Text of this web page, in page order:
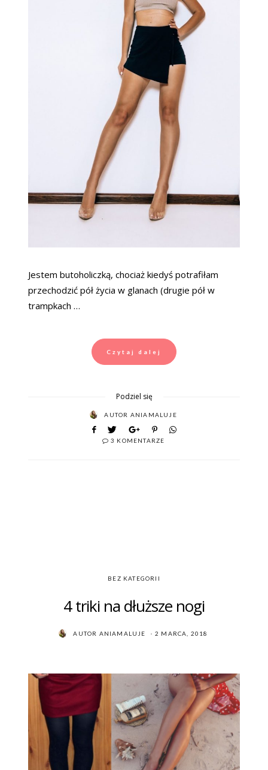
Jestem butoholiczką, chociaż kiedyś potrafiłam
przechodzić pół życia w glanach (drugie pół w
trampkach …
Czytaj dalej
Podziel się
AUTOR ANIAMALUJE
3 KOMENTARZE
BEZ KATEGORII
4 triki na dłuższe nogi
AUTOR ANIAMALUJE
POSTED
2 MARCA, 2018